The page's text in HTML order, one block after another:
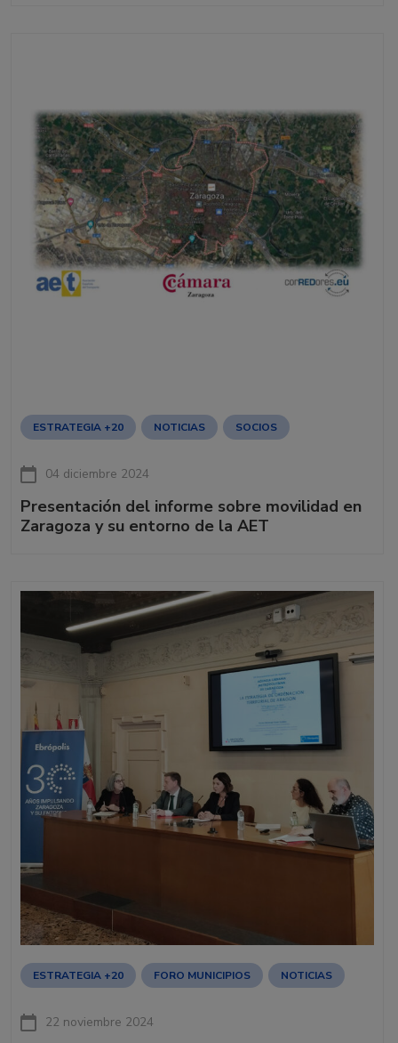
ESTRATEGIA +20 NOTICIAS SOCIOS
04 diciembre 2024
Presentación del informe sobre movilidad en
Zaragoza y su entorno de la AET
ESTRATEGIA +20 FORO MUNICIPIOS NOTICIAS
22 noviembre 2024